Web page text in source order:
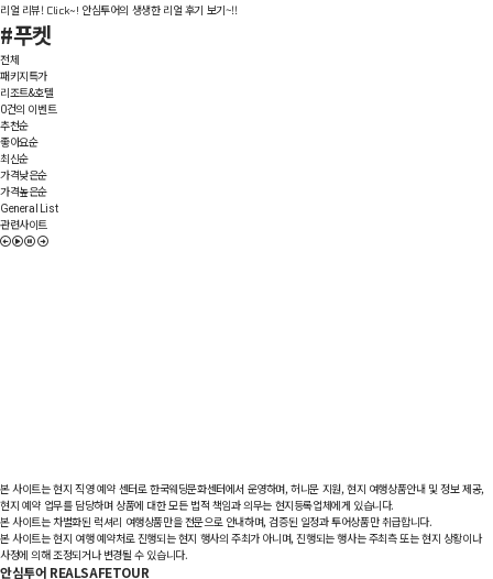
리얼 리뷰! Click~! 안심투어의 생생한 리얼 후기 보기~!!
#푸켓
전체
패키지특가
리조트&호텔
0건의 이벤트
추천순
좋아요순
최신순
가격낮은순
가격높은순
General List
관련사이트
본 사이트는 현지 직영 예약 센터로 한국웨딩문화센터에서 운영하며, 허니문 지원, 현지 여행상품안내 및 정보 제공,
현지 예약 업무를 담당하며 상품에 대한 모든 법적 책임과 의무는 현지등록업체에게 있습니다.
본 사이트는 차별화된 럭셔리 여행상품만을 전문으로 안내하며, 검증된 일정과 투어상품만 취급합니다.
본 사이트는 현지 여행 예약처로 진행되는 현지 행사의 주최가 아니며, 진행되는 행사는 주최측 또는 현지 상황이나
사정에 의해 조정되거나 변경될 수 있습니다.
안심투어 REALSAFETOUR